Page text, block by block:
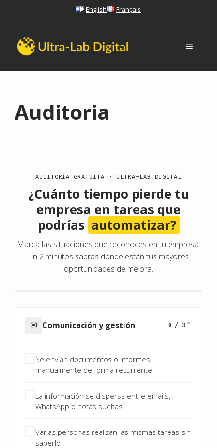
English Français
Menú
Auditoria
AUDITORÍA GRATUITA · ULTRA-LAB DIGITAL
¿Cuánto tiempo pierde tu
empresa en tareas que
podrías automatizar?
Marca las situaciones que reconoces en tu empresa.
En 2 minutos sabrás dónde están tus mayores
oportunidades de mejora.
✉ Comunicación y gestión 0 / 3 ⌄
Se envían documentos o informes
manualmente de forma recurrente
La información se dispersa entre emails,
WhatsApp o notas sueltas
Varias personas realizan las mismas tareas sin
saberlo